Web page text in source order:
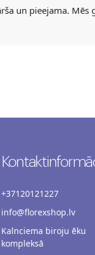
un pieejama.
+37120121227
info@florexshop.lv
Kalnciema biroju ēku
kompleksā